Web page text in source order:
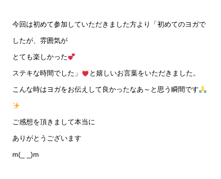
今回は初めて参加していただきました方より「初めてのヨガで
したが、雰囲気が
とても楽しかった
ステキな時間でした」 と嬉しいお言葉をいただきました。
こんな時はヨガをお伝えして良かったなあ～と思う瞬間です
ご感想を頂きまして本当に
ありがとうございます
m(_ _)m